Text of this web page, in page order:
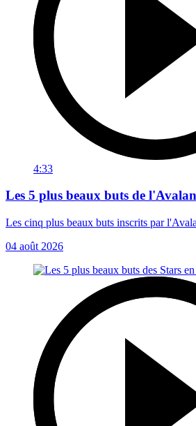
4:33
Les 5 plus beaux buts de
Les cinq plus beaux buts inscrits par
04 août 2026